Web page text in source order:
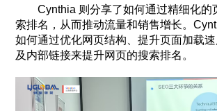
Cynthia 则分享了如何通过精细化的
索排名，从而推动流量和销售增长。
如何通过优化网页结构、提升页面加载
及内部链接来提升网页的搜索排名。